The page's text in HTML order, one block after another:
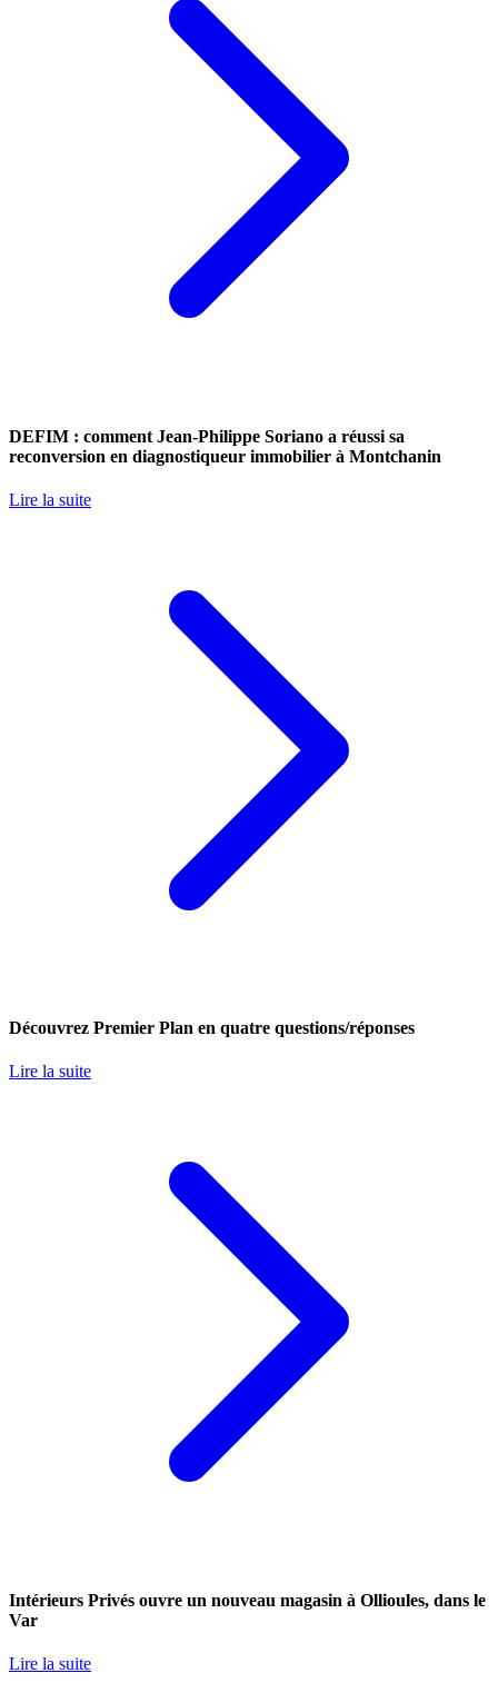
DEFIM : comment Jean-Philippe Soriano a réussi sa
reconversion en diagnostiqueur immobilier à Montchanin
Lire la suite
Découvrez Premier Plan en quatre questions/réponses
Lire la suite
Intérieurs Privés ouvre un nouveau magasin à Ollioules, dans le
Var
Lire la suite